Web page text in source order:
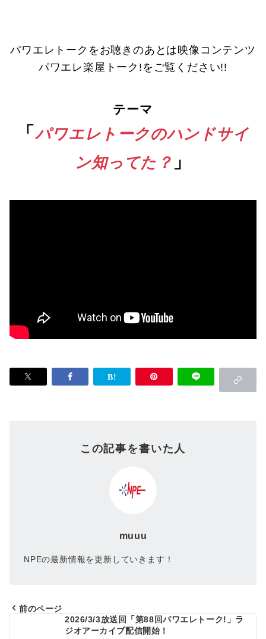
パワエレトークをお聴きのあとは映像コンテンツ
パワエレ楽屋トーク!をご覧ください!!
テーマ
「パワエレトークのハンドサイ
ン知ってた？ 」
この記事を書いた人
muuu
NPEの最新情報を更新していきます！
前のページ
2026/3/3放送回「第88回パワエレトーク!」ラ
ジオアーカイブ配信開始！